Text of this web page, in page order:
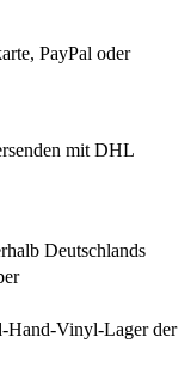
PayPal oder
mit DHL
Deutschlands
Hand-Vinyl-Lager der